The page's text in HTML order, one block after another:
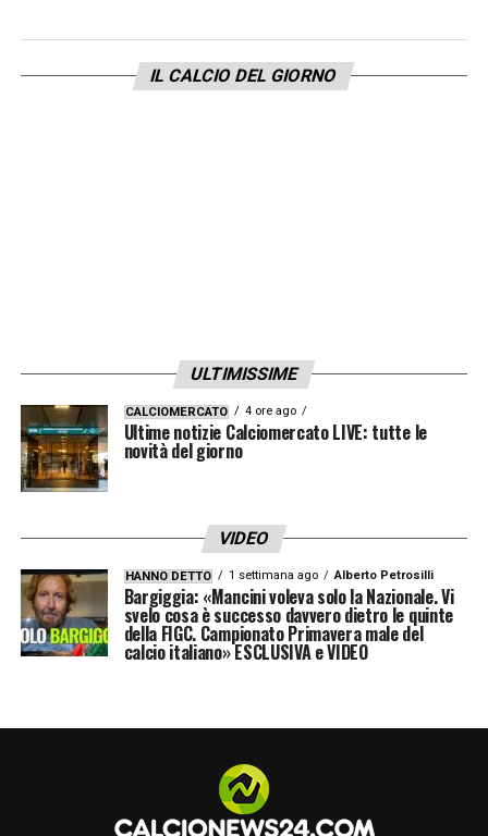
LA PLAYLIST DELLE NOSTRE TOP NEWS
IL CALCIO DEL GIORNO
ULTIMISSIME
CALCIOMERCATO 4 ore ago
Ultime notizie Calciomercato LIVE: tutte le
novità del giorno
VIDEO
HANNO DETTO 1 settimana ago Alberto Petrosilli
Bargiggia: «Mancini voleva solo la Nazionale. Vi
svelo cosa è successo davvero dietro le quinte
della FIGC. Campionato Primavera male del
calcio italiano» ESCLUSIVA e VIDEO